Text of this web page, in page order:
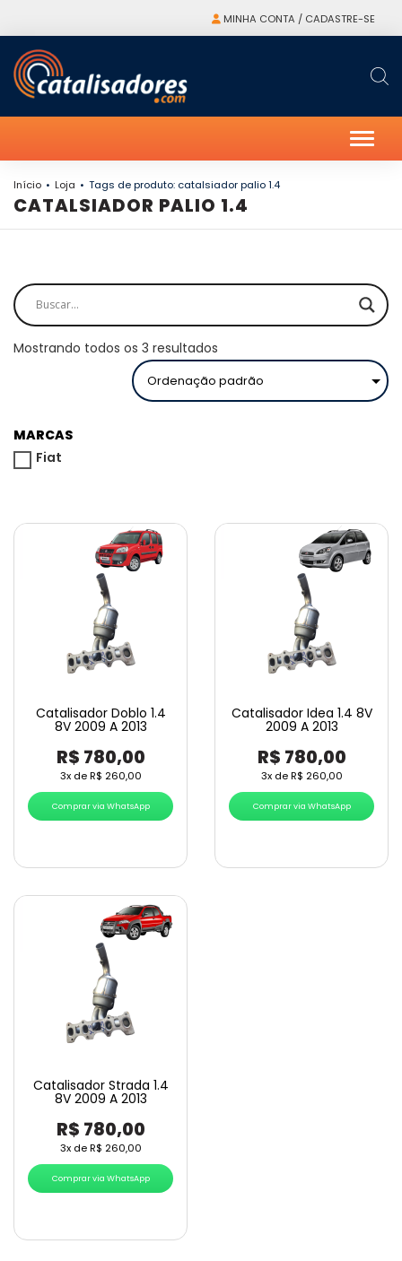
MINHA CONTA / CADASTRE-SE
Início Loja Tags de produto: catalsiador palio 1.4
CATALSIADOR PALIO 1.4
Mostrando todos os 3 resultados
MARCAS
Fiat
Catalisador Doblo 1.4
8V 2009 A 2013
R$ 780,00
3x deR$ 260,00
Comprar via WhatsApp
Catalisador Idea 1.4 8V
2009 A 2013
R$ 780,00
3x deR$ 260,00
Comprar via WhatsApp
Catalisador Strada 1.4
8V 2009 A 2013
R$ 780,00
3x deR$ 260,00
Comprar via WhatsApp